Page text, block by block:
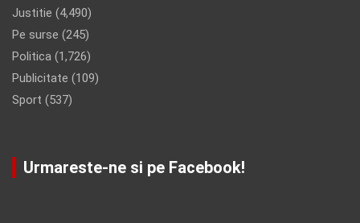
Justitie (4,490)
Pe surse (245)
Politica (1,726)
Publicitate (109)
Sport (537)
Urmareste-ne si pe Facebook!